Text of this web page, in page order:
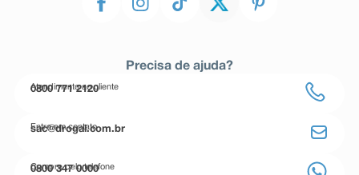
Precisa de ajuda?
Atendimento ao cliente
0800 771 2120
Entre em contato
sac@drogal.com.br
Compre pelo telefone
0800 347 0000